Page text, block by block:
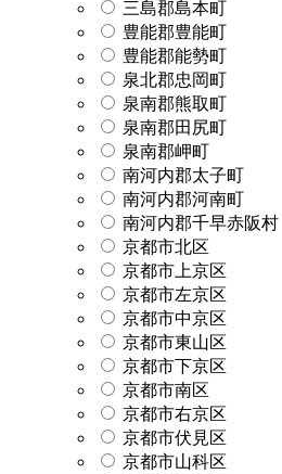
三島郡島本町
豊能郡豊能町
豊能郡能勢町
泉北郡忠岡町
泉南郡熊取町
泉南郡田尻町
泉南郡岬町
南河内郡太子町
南河内郡河南町
南河内郡千早赤阪村
京都市北区
京都市上京区
京都市左京区
京都市中京区
京都市東山区
京都市下京区
京都市南区
京都市右京区
京都市伏見区
京都市山科区